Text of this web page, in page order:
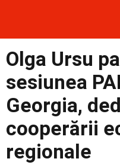
Prima
Politică
Olga Ursu
sesiunea
Georgia,
cooperării
regionale